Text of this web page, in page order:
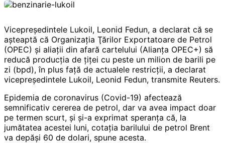
Vicepreşedintele Lukoil, Leonid Fedun, a declarat că se
aşteaptă că Organizaţia Ţărilor Exportatoare de Petrol
(OPEC) şi aliaţii din afară cartelului (Alianţa OPEC+) să
reducă producţia de ţiţei cu peste un milion de barili pe
zi (bpd), în plus faţă de actualele restricţii, a declarat
vicepreşedintele Lukoil, Leonid Fedun, transmite Reuters.
Epidemia de coronavirus (Covid-19) afectează
semnificativ cererea de petrol, dar va avea impact doar
pe termen scurt, şi şi-a exprimat speranţa că, la
jumătatea acestei luni, cotaţia barilului de petrol Brent
va depăşi 60 de dolari, spune acesta.